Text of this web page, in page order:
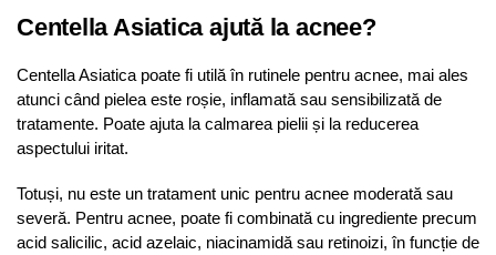
Centella Asiatica ajută la acnee?
Centella Asiatica poate fi utilă în rutinele pentru acnee, mai ales
atunci când pielea este roșie, inflamată sau sensibilizată de
tratamente. Poate ajuta la calmarea pielii și la reducerea
aspectului iritat.
Totuși, nu este un tratament unic pentru acnee moderată sau
severă. Pentru acnee, poate fi combinată cu ingrediente precum
acid salicilic, acid azelaic, niacinamidă sau retinoizi, în funcție de